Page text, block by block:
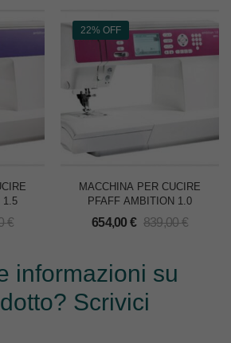
1.5
€
22% OFF
MACCHINA PER CUCIRE
PFAFF AMBITION 1.0
654,00 € 839,00€
informazioni su
Scrivici